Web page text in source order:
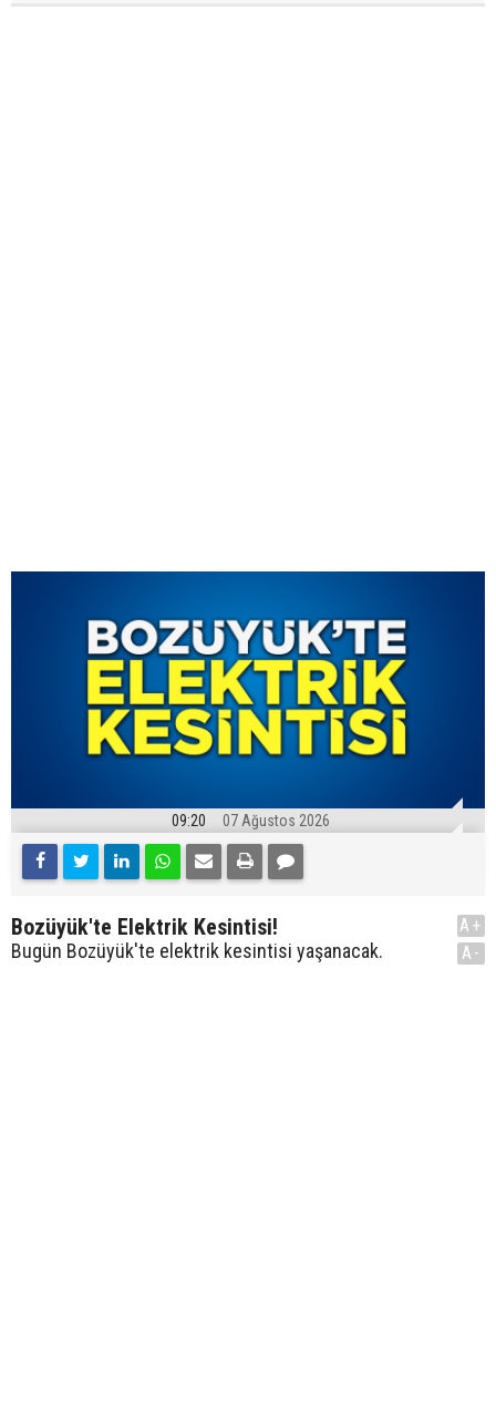
09:20 07 Ağustos 2026
Bozüyük'te Elektrik Kesintisi!
Bugün Bozüyük'te elektrik kesintisi yaşanacak.
A+
A-